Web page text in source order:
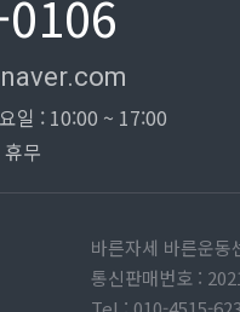
일 : 10:00 ~ 17:00
무
바른자세 바른운
통신판매번호 :